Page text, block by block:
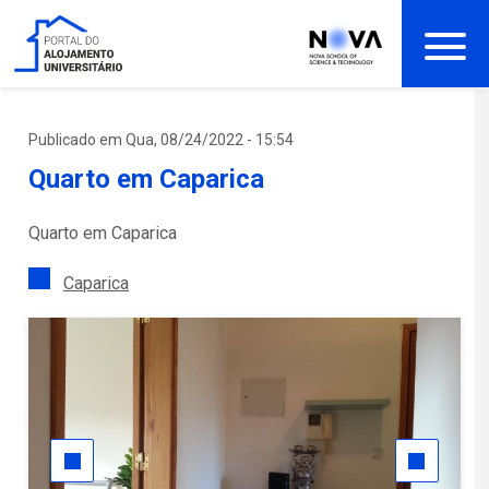
Passar
para
principal
Publicado em Qua, 08/24/2022 - 15:54
Quarto em Caparica
Quarto em Caparica
Caparica